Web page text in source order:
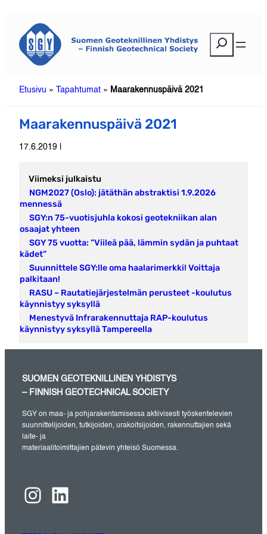
sisältöön
Etusivu » Tapahtumat » Maarakennuspäivä 2021
Maarakennuspäivä 2021
17.6.2019 |
Viimeksi julkaistu
NGM2027 (Oslo): jätäthän abstraktisi 1.9.2026
mennessä
SGY:n 75-vuotisjuhla kokosi geotekniikan alan
osaajat yhteen
SGY 75 vuotta: ”Viileä pää, lämmin sydän ja puhtaat
kädet”
Suunnittele SGY:lle oma haalarimerkki! Voittaja
palkitaan!
RASU – Rautatiejärjestelmän perusteet -koulutus
käynnistyy syksyllä
Menestyvä Infrarakennuttaja RAP-koulutus
käynnistyy syksyllä Tampereella
SUOMEN GEOTEKNILLINEN YHDISTYS
– FINNISH GEOTECHNICAL SOCIETY
SGY on maa- ja pohjarakentamisessa aktiivisesti työskentelevien
suunnittelijoiden, tutkijoiden, urakoitsijoiden, rakennuttajien sekä
laite- ja
materiaalitoimittajien pätevin yhteisö Suomessa.
Instagram LinkedIn